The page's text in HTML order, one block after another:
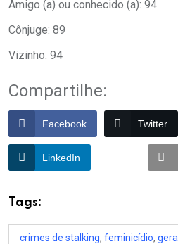
Amigo (a) ou conhecido (a): 94
Cônjuge: 89
Vizinho: 94
Compartilhe:
Facebook Twitter
LinkedIn
Tags:
crimes de stalking, feminicídio, geral